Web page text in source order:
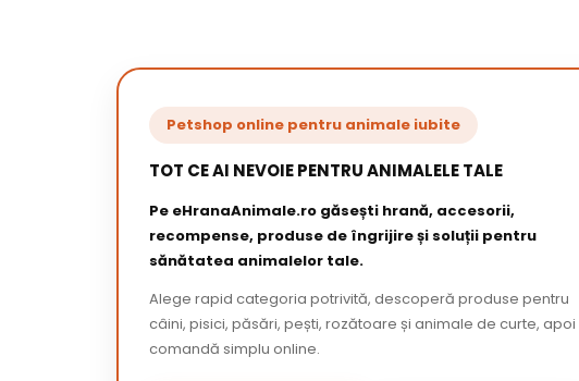
Petshop online pentru animale iubite
TOT CE AI NEVOIE PENTRU ANIMALELE TALE
Pe eHranaAnimale.ro găsești hrană, accesorii,
recompense, produse de îngrijire și soluții pentru
sănătatea animalelor tale.
Alege rapid categoria potrivită, descoperă produse pentru
câini, pisici, păsări, pești, rozătoare și animale de curte, apoi
comandă simplu online.